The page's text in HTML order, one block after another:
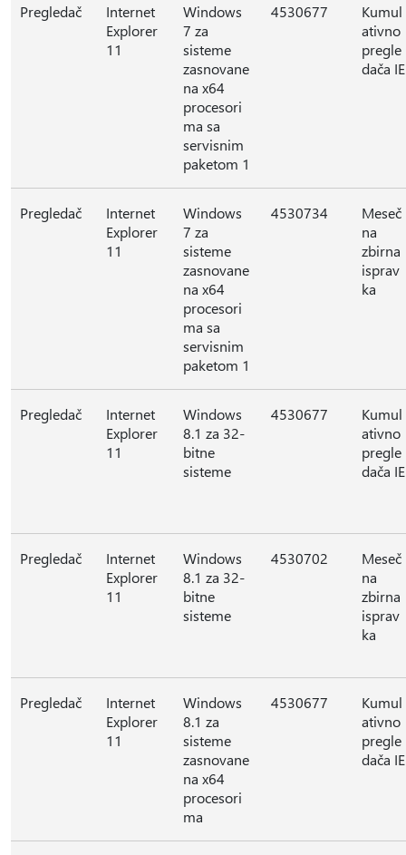
Pregledač
Internet
Explorer
11
Windows
7 za
sisteme
zasnovane
na x64
procesori
ma sa
servisnim
paketom 1
4530677
Kumul
ativno
pregle
dača IE
Pregledač
Internet
Explorer
11
Windows
7 za
sisteme
zasnovane
na x64
procesori
ma sa
servisnim
paketom 1
4530734
Meseč
na
zbirna
isprav
ka
Pregledač
Internet
Explorer
11
Windows
8.1 za 32-
bitne
sisteme
4530677
Kumul
ativno
pregle
dača IE
Pregledač
Internet
Explorer
11
Windows
8.1 za 32-
bitne
sisteme
4530702
Meseč
na
zbirna
isprav
ka
Pregledač
Internet
Explorer
11
Windows
8.1 za
sisteme
zasnovane
na x64
procesori
ma
4530677
Kumul
ativno
pregle
dača IE